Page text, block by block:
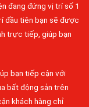
đang đứng vị trí số 1
đầu tiên bạn sẽ được
trực tiếp, giúp bạn
bạn tiếp cận với
bất động sản trên
khách hàng chỉ
sắc Kiến Trúc
thời tiết khắc